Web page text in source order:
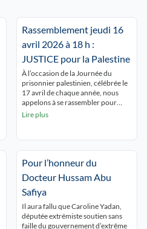
Rassemblement jeudi 16
avril 2026 à 18 h :
JUSTICE pour la Palestine
À l’occasion de la Journée du
prisonnier palestinien, célébrée le
17 avril de chaque année, nous
appelons à se rassembler pour
rendre hommage à tous les
les barreaux israéliens. Dans la
situation de génocide à Gaza, de
terreur coloniale en Cisjordanie, la
prisonniers palestiniens est […]
Lire plus
Pour l’honneur du
Docteur Hussam Abu
Safiya
Il aura fallu que Caroline Yadan,
députée extrémiste soutien sans
faille du gouvernement d’extrême